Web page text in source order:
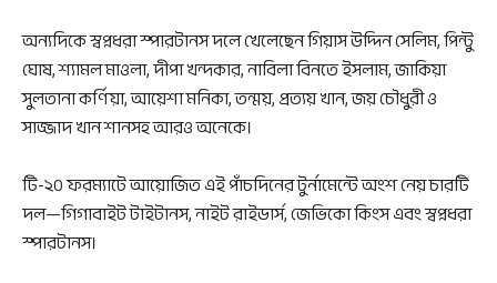
অন্যদিকে স্বপ্নধরা স্পারটানস দলে খেলেছেন গিয়াস উদ্দিন সেলিম, পিন্টু
ঘোষ, শ্যামল মাওলা, দীপা খন্দকার, নাবিলা বিনতে ইসলাম, জাকিয়া
সুলতানা কর্ণিয়া, আয়েশা মনিকা, তন্ময়, প্রত্যয় খান, জয় চৌধুরী ও
সাজ্জাদ খান শানসহ আরও অনেকে।
টি-২০ ফরম্যাটে আয়োজিত এই পাঁচদিনের টুর্নামেন্টে অংশ নেয় চারটি
দল—গিগাবাইট টাইটানস, নাইট রাইডার্স, জেভিকো কিংস এবং স্বপ্নধরা
স্পারটানস।